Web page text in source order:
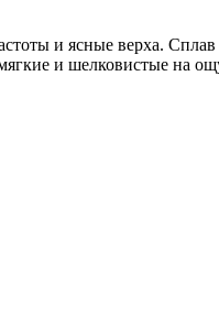
и ясные верха. Сплав
и шелковистые на